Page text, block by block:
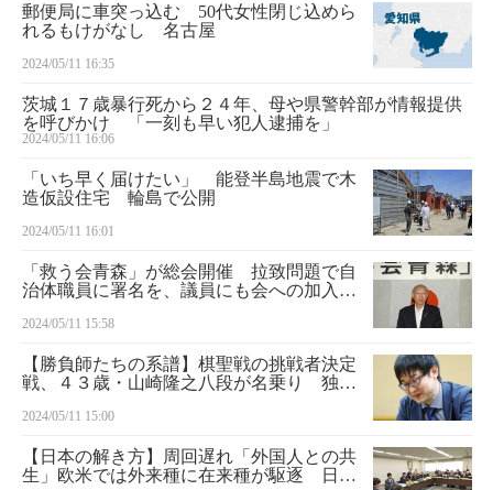
郵便局に車突っ込む 50代女性閉じ込めら
れるもけがなし 名古屋
2024/05/11 16:35
茨城１７歳暴行死から２４年、母や県警幹部が情報提供
を呼びかけ 「一刻も早い犯人逮捕を」
2024/05/11 16:06
「いち早く届けたい」 能登半島地震で木
造仮設住宅 輪島で公開
2024/05/11 16:01
「救う会青森」が総会開催 拉致問題で自
治体職員に署名を、議員にも会への加入を
2024/05/11 15:58
【勝負師たちの系譜】棋聖戦の挑戦者決定
戦、４３歳・山崎隆之八段が名乗り 独特
棋聖に通用するか見どころ
2024/05/11 15:00
【日本の解き方】周回遅れ「外国人との共
生」欧米では外来種に在来種が駆逐 日本